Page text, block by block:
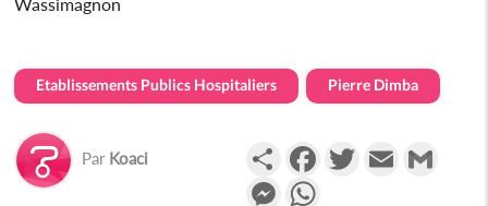
Etablissements Publics Hospitaliers Pierre Dimba
Par Koaci PartagerFacebookTwitterEmail
Messenger